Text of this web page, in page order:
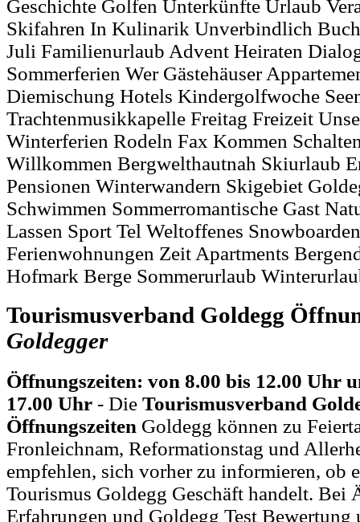
Geschichte Golfen Unterkünfte Urlaub
Skifahren In Kulinarik Unverbindlich
Juli Familienurlaub Advent Heiraten
Sommerferien Wer Gästehäuser
Diemischung Hotels Kindergolfwoche
Trachtenmusikkapelle Freitag Freizeit
Winterferien Rodeln Fax Kommen
Willkommen Bergwelthautnah Skiurlaub
Pensionen Winterwandern Skigebiet
Schwimmen Sommerromantische Gast
Lassen Sport Tel Weltoffenes
Ferienwohnungen Zeit Apartments
Hofmark Berge Sommerurlaub
Tourismusverband Goldegg
Goldegger
Öffnungszeiten: von 8.00 bis 12.00 Uhr
17.00 Uhr - Die Tourismusverband
Öffnungszeiten Goldegg können zu
Fronleichnam, Reformationstag und
empfehlen, sich vorher zu informieren, ob
Tourismus Goldegg Geschäft handelt. Bei
Erfahrungen und Goldegg Test